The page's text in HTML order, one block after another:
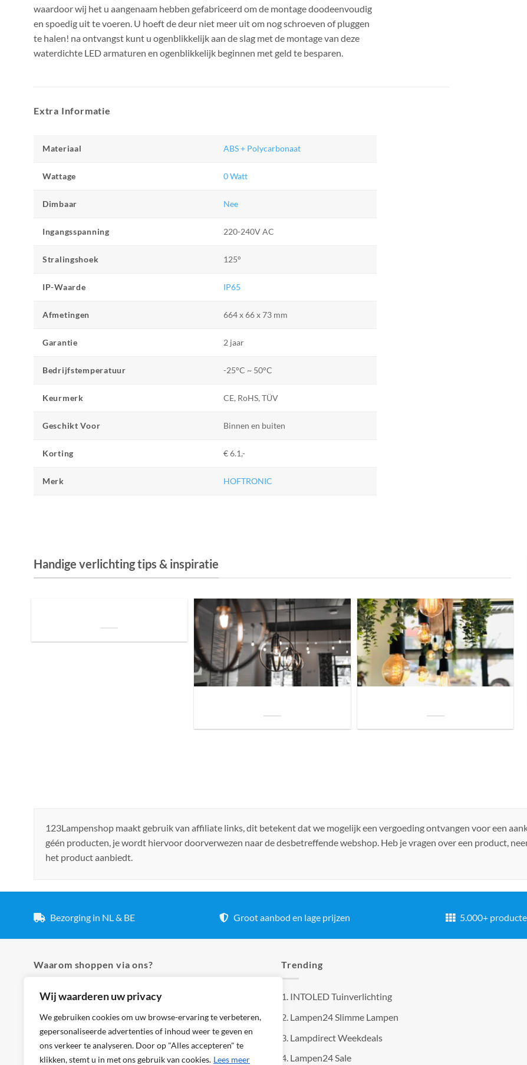
Wij waarderen uw privacy
We gebruiken cookies om uw browse-ervaring te verbeteren,
gepersonaliseerde advertenties of inhoud weer te geven en
ons verkeer te analyseren. Door op "Alles accepteren" te
klikken, stemt u in met ons gebruik van cookies. Lees meer
waardoor wij het u aangenaam hebben gefabriceerd om de montage doodeenvoudig
en spoedig uit te voeren. U hoeft de deur niet meer uit om nog schroeven of pluggen
te halen! na ontvangst kunt u ogenblikkelijk aan de slag met de montage van deze
waterdichte LED armaturen en ogenblikkelijk beginnen met geld te besparen.
Extra Informatie
Materiaal ABS + Polycarbonaat
Wattage 0 Watt
Dimbaar Nee
Ingangsspanning 220-240V AC
Stralingshoek 125°
IP-Waarde IP65
Afmetingen 664 x 66 x 73 mm
Garantie 2 jaar
Bedrijfstemperatuur -25°C ~ 50°C
Keurmerk CE, RoHS, TÜV
Geschikt Voor Binnen en buiten
Korting € 6.1,-
Merk HOFTRONIC
Handige verlichting tips & inspiratie
123Lampenshop maakt gebruik van affiliate links, dit betekent dat we mogelijk een vergoeding ontvangen voor een
géén producten, je wordt hiervoor doorverwezen naar de desbetreffende webshop. Heb je vragen over een product,
het product aanbiedt.
Bezorging in NL & BE Groot aanbod en lage prijzen 5.000+
Waarom shoppen via ons?
✓ Hoogste kwaliteit lampen
✓ Meer dan 5.000 producten
✓ Groot aanbod en lage prijzen
✓ Bezorging in NL & BE
Trending
1. INTOLED Tuinverlichting
2. Lampen24 Slimme Lampen
3. Lampdirect Weekdeals
4. Lampen24 Sale